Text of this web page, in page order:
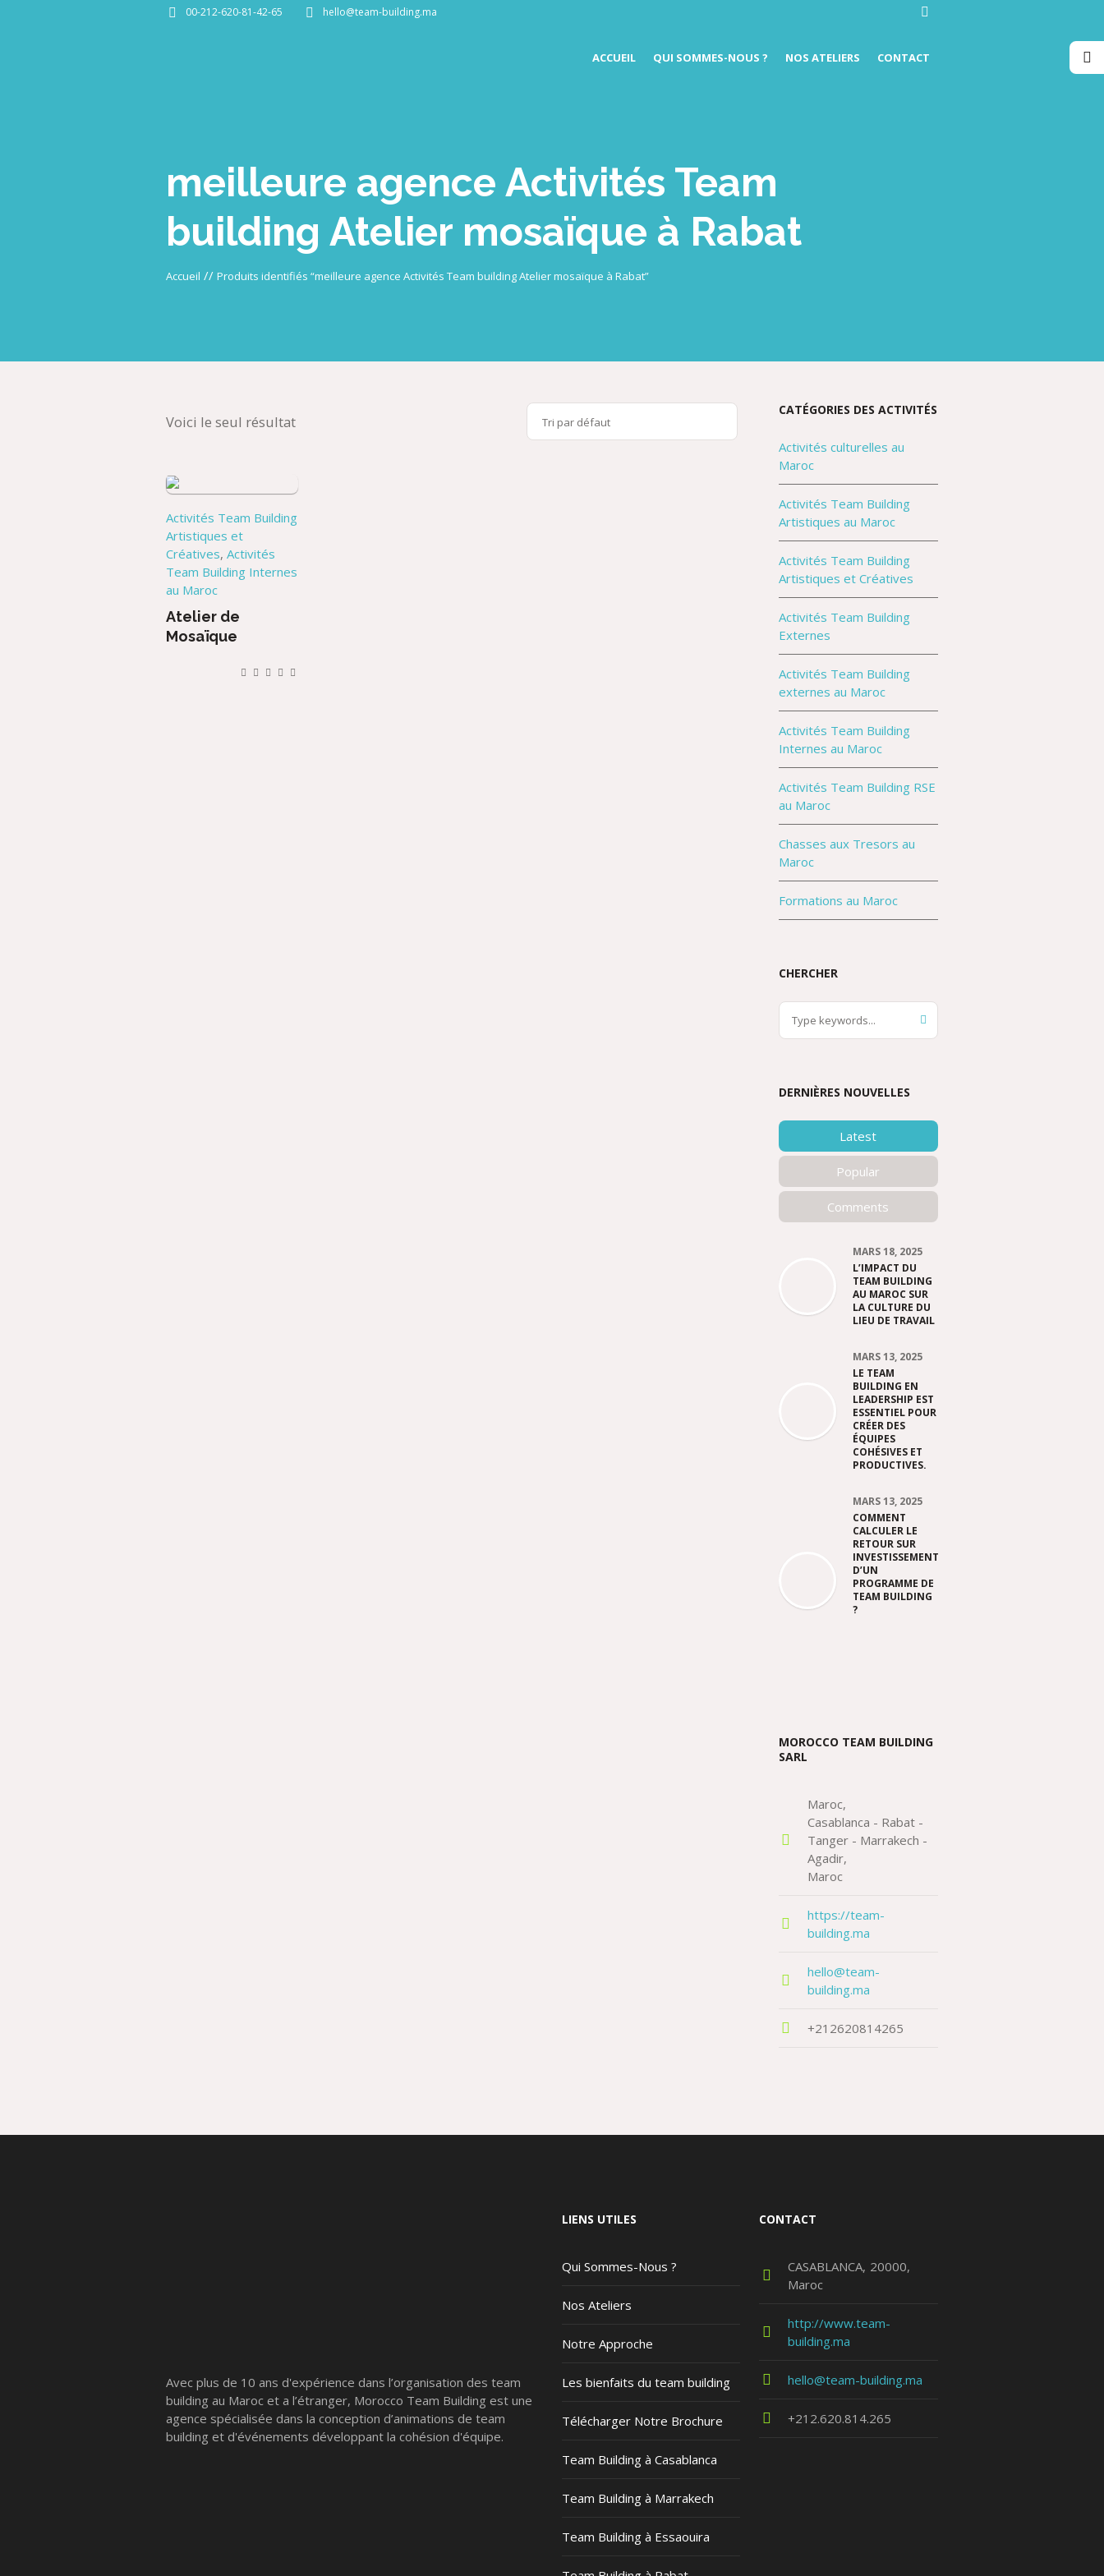
00-212-620-81-42-65 hello@team-building.ma
ACCUEIL QUI SOMMES-NOUS ? NOS ATELIERS CONTACT
meilleure agence Activités Team
building Atelier mosaïque à Rabat
Accueil // Produits identifiés “meilleure agence Activités Team building Atelier mosaïque à Rabat”
Voici le seul résultat
Activités Team Building
Artistiques et
Créatives,Activités
Team Building Internes
au Maroc
Atelier de
Mosaïque
CATÉGORIES DES ACTIVITÉS
Activités culturelles au
Maroc
Activités Team Building
Artistiques au Maroc
Activités Team Building
Artistiques et Créatives
Activités Team Building
Externes
Activités Team Building
externes au Maroc
Activités Team Building
Internes au Maroc
Activités Team Building RSE
au Maroc
Chasses aux Tresors au
Maroc
Formations au Maroc
CHERCHER
DERNIÈRES NOUVELLES
Latest
Popular
Comments
MARS 18, 2025
L’IMPACT DU
TEAM BUILDING
AU MAROC SUR
LA CULTURE DU
LIEU DE TRAVAIL
MARS 13, 2025
LE TEAM
BUILDING EN
LEADERSHIP EST
ESSENTIEL POUR
CRÉER DES
ÉQUIPES
COHÉSIVES ET
PRODUCTIVES.
MARS 13, 2025
COMMENT
CALCULER LE
RETOUR SUR
INVESTISSEMENT
D’UN
PROGRAMME DE
TEAM BUILDING
?
MOROCCO TEAM BUILDING
SARL
Maroc
Casablanca - Rabat -
Tanger - Marrakech -
Agadir
Maroc
https://team-
building.ma
hello@team-
building.ma
+212620814265
Avec plus de 10 ans d'expérience dans l’organisation des team
building au Maroc et a l’étranger, Morocco Team Building est une
agence spécialisée dans la conception d’animations de team
building et d'événements développant la cohésion d'équipe.
LIENS UTILES
Qui Sommes-Nous ?
Nos Ateliers
Notre Approche
Les bienfaits du team building
Télécharger Notre Brochure
Team Building à Casablanca
Team Building à Marrakech
Team Building à Essaouira
CONTACT
CASABLANCA 20000
Maroc
http://www.team-
building.ma
hello@team-building.ma
+212.620.814.265